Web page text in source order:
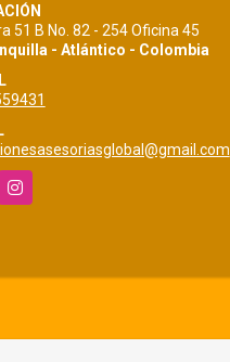
51 B No. 82 - 254 Oficina 45
- Atlántico - Colombia
Instagram